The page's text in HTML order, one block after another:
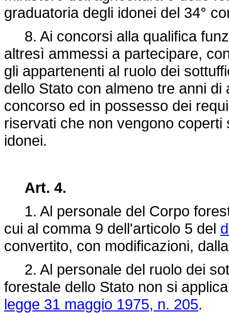
graduatoria degli idonei del 34°
8. Ai concorsi alla qualifica
altresì ammessi a partecipare,
gli appartenenti al ruolo dei
dello Stato con almeno tre anni
concorso ed in possesso dei
riservati che non vengono
idonei.
Art. 4.
1. Al personale del Corpo
cui al comma 9 dell'articolo 5 del
convertito, con modificazioni,
2. Al personale del ruolo dei
forestale dello Stato non si
legge 31 maggio 1975, n. 205.